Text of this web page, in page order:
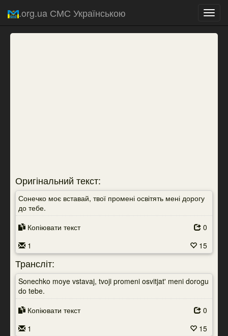
.org.ua СМС Українською
Оригінальний текст:
Сонечко моє вставай, твої промені освітять мені дорогу
до тебе.
Копіювати текст
0
1
15
Трансліт:
Sonechko moye vstavaj, tvoji promeni osvitjat' meni dorogu
do tebe.
Копіювати текст
0
1
15